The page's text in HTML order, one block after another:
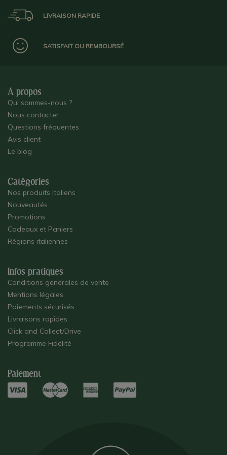
LIVRAISON RAPIDE
SATISFAIT OU REMBOURSÉ
À propos
Qui sommes-nous ?
Nous contacter
Questions fréquentes
Avis client
Le blog
Catégories
Nos produits italiens
Nouveautés
Promotions
Cadeaux et Paniers
Régions italiennes
Infos pratiques
Conditions générales de vente
Mentions légales
Paiements sécurisés
Livraisons rapides
Click and Collect/Drive
Programme Fidélité
Paiement